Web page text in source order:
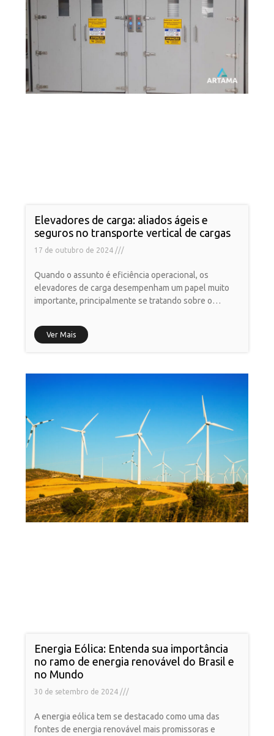
Elevadores de carga: aliados ágeis e
seguros no transporte vertical de cargas
17 de outubro de 2024
Quando o assunto é eficiência operacional, os
elevadores de carga desempenham um papel muito
importante, principalmente se tratando sobre o
Ver Mais
Energia Eólica: Entenda sua importância
no ramo de energia renovável do Brasil e
no Mundo
30 de setembro de 2024
A energia eólica tem se destacado como uma das
fontes de energia renovável mais promissoras e